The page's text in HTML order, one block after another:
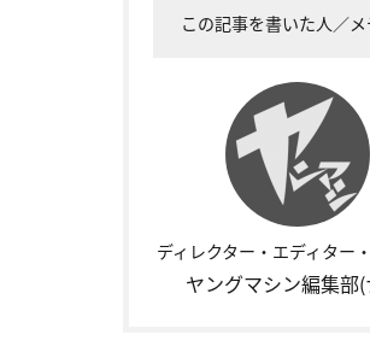
この記事を書いた人／メ
ディレクター・エディター
ヤングマシン編集部(